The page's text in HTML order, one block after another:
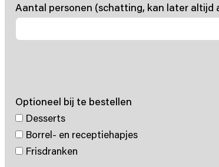
Aantal personen (schatting, kan later altijd
Optioneel bij te bestellen
Desserts
Borrel- en receptiehapjes
Frisdranken